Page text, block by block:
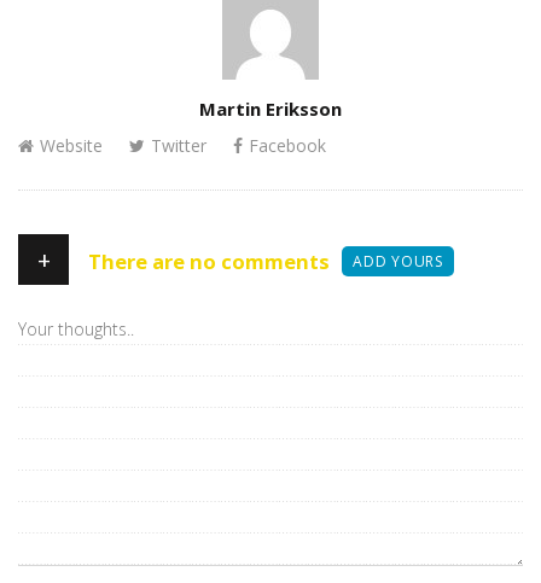
Martin Eriksson
Website Twitter Facebook
+ There are no comments ADD YOURS